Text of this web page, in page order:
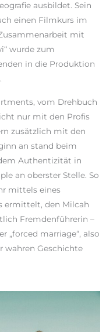
ausbildet. Sein
einen Filmkurs im
mit
wurde zum
in die Produktion
vom Drehbuch
nur mit den Profis
zusätzlich mit den
an stand beim
Authentizität in
an oberster Stelle. So
mittels eines
ermittelt, den Milcah
Fremdenführerin –
„forced marriage“, also
wahren Geschichte